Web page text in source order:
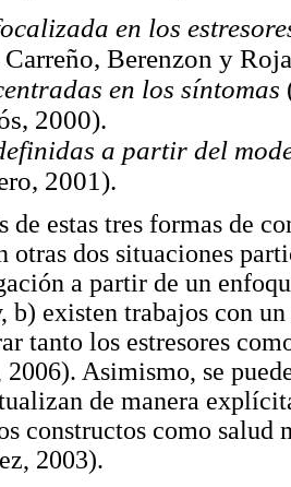
en los
Carreño, Berenzon y
en los síntomas
2000).
a partir del
2001).
de estas tres formas de
otras dos situaciones
a partir de un
b) existen trabajos con
tanto los estresores
2006). Asimismo, se
de manera
constructos como salud
2003).